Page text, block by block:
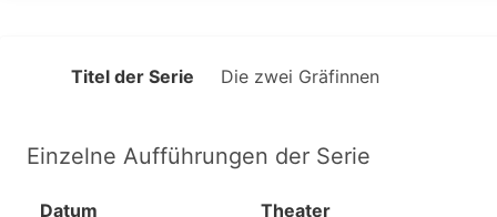
Titel der Serie Die zwei Gräfinnen
Einzelne Aufführungen der Serie
Datum Theater